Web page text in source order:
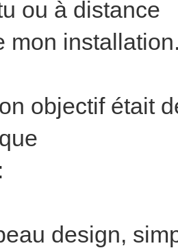
ou à distance
mon
objectif était
design,